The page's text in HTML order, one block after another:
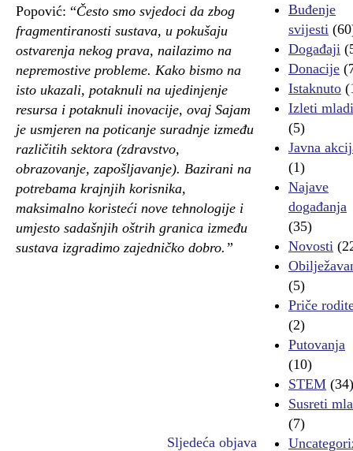
Popović: “Često smo svjedoci da zbog
fragmentiranosti sustava, u pokušaju
ostvarenja nekog prava, nailazimo na
nepremostive probleme. Kako bismo na
isto ukazali, potaknuli na ujedinjenje
resursa i potaknuli inovacije, ovaj Sajam
je usmjeren na poticanje suradnje između
različitih sektora (zdravstvo,
obrazovanje, zapošljavanje). Bazirani na
potrebama krajnjih korisnika,
maksimalno koristeći nove tehnologije i
umjesto sadašnjih oštrih granica između
sustava izgradimo zajedničko dobro.”
Sljedeća objava
Buđenje
svijesti
Događaji
Donacije
Istaknuto
Izleti
(5)
Javna
(1)
Najave
događanja
(35)
Novosti
(5)
Priče
(2)
Putovanja
(10)
STEM (34)
Susreti
(7)